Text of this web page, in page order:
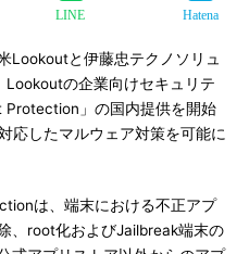
LINE Hatena
Lookoutと伊藤忠テクノソリュ
Lookoutの企業向けセキュリテ
」の国内提供を開始
応したマルウェア対策を可能に
は、端末における不正アプ
、root化およびJailbreak端末の